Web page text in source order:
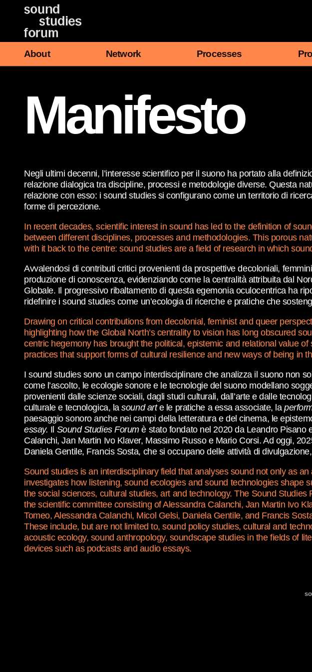
About Network Processes
Manifesto
Negli ultimi decenni, l’interesse scientifico per il suono ha portato alla
relazione dialogica tra discipline, processi e metodologie diverse. Questa
relazione con esso: i sound studies si configurano come un territorio di
forme di percezione.
In recent decades, scientific interest in sound has led to the definition of
between different disciplines, processes and methodologies. This porous
with it back to the centre: sound studies are a field of research in which
Avvalendosi di contributi critici provenienti da prospettive decoloniali,
produzione di conoscenza, evidenziando come la centralità attribuita dal
Globale. Il progressivo ribaltamento di questa egemonia oculocentrica ha
ridefinire i sound studies come un’ecologia di ricerche e pratiche che
Drawing on critical contributions from decolonial, feminist and queer
highlighting how the Global North’s centrality to vision has long obscured
centric hegemony has brought the political, epistemic and relational value
practices that support forms of cultural resilience and new ways of being in
I sound studies sono un campo interdisciplinare che analizza il suono non
come l’ascolto, le ecologie sonore e le tecnologie del suono modellano
provenienti dalle scienze sociali, dagli studi culturali, dall’arte e dalle
culturale e tecnologica, lasound arte le pratiche a essa associate, la
paesaggio sonoro anche nei campi della letteratura e del cinema, le
essay. Il Sound Studies Forumè stato fondato nel 2020 da Leandro Pisano
Calanchi, Jan Martin Ivo Klaver, Massimo Russo e Mario Corsi. Ad oggi,
Daniela Gentile, Francis Sosta, che si occupano delle attività di
Sound studies is an interdisciplinary field that analyses sound not only as
investigates how listening, sound ecologies and sound technologies shape
the social sciences, cultural studies, art and technology. The Sound
the scientific committee consisting of Alessandra Calanchi, Jan Martin Ivo
Tomeo, Alessandra Calanchi, Micol Gelsi, Daniela Gentile, and Francis
These include, but are not limited to, sound policy studies, cultural and
acoustic ecology, sound anthropology, soundscape studies in the fields of
devices such as podcasts and audio essays.